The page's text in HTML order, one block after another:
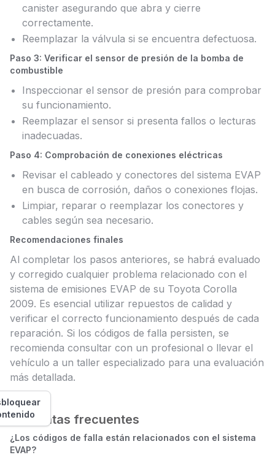
canister asegurando que abra y cierre
correctamente.
Reemplazar la válvula si se encuentra defectuosa.
Paso 3: Verificar el sensor de presión de la bomba de
combustible
Inspeccionar el sensor de presión para comprobar
su funcionamiento.
Reemplazar el sensor si presenta fallos o lecturas
inadecuadas.
Paso 4: Comprobación de conexiones eléctricas
Revisar el cableado y conectores del sistema EVAP
en busca de corrosión, daños o conexiones flojas.
Limpiar, reparar o reemplazar los conectores y
cables según sea necesario.
Recomendaciones finales
Al completar los pasos anteriores, se habrá evaluado
y corregido cualquier problema relacionado con el
sistema de emisiones EVAP de su Toyota Corolla
2009. Es esencial utilizar repuestos de calidad y
verificar el correcto funcionamiento después de cada
reparación. Si los códigos de falla persisten, se
recomienda consultar con un profesional o llevar el
vehículo a un taller especializado para una evaluación
más detallada.
Preguntas frecuentes
¿Los códigos de falla están relacionados con el sistema
EVAP?